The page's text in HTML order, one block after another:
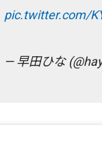
pic.twitter.com/
— 早田ひな